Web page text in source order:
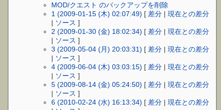
MOD/クエスト のバックアップを削除
1 (2009-01-15 (木) 02:07:49) [ 差分 |現在との差分
| ソース ]
2 (2009-01-30 (金) 18:02:34) [ 差分 |現在との差分
| ソース ]
3 (2009-05-04 (月) 20:03:31) [ 差分 |現在との差分
| ソース ]
4 (2009-06-04 (木) 03:03:15) [ 差分 |現在との差分
| ソース ]
5 (2009-08-14 (金) 05:24:50) [ 差分 |現在との差分
| ソース ]
6 (2010-02-24 (水) 16:13:34) [ 差分 |現在との差分